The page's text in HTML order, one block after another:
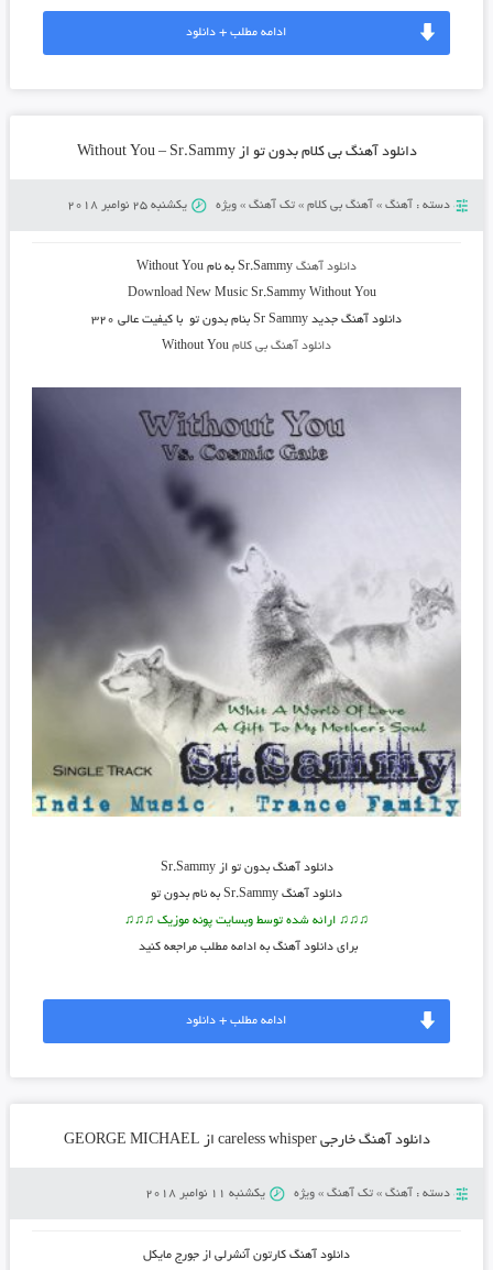
ادامه مطلب + دانلود
دانلود آهنگ بی کلام بدون تو از Without You – Sr.Sammy
دسته : آهنگ» آهنگ بی کلام» تک آهنگ» ویژه یکشنبه 25 نوامبر 2018
دانلود آهنگSr.Sammy به نام Without You
Download New Music Sr.Sammy Without You
دانلود آهنگ جدید Sr Sammy بنام بدون تو با کیفیت عالی ۳۲۰
دانلود آهنگ بی کلامWithout You
دانلود آهنگ بدون تو از Sr.Sammy
دانلود آهنگ Sr.Sammy به نام بدون تو
♫♫♫ ارائه شده توسط وبسایت پونه موزیک ♫♫♫
برای دانلود آهنگ به ادامه مطلب مراجعه کنید
ادامه مطلب + دانلود
دانلود آهنگ خارجی careless whisper از GEORGE MICHAEL
دسته : آهنگ» تک آهنگ» ویژه یکشنبه 11 نوامبر 2018
دانلود آهنگ کارتون آنشرلی از جورج مایکل